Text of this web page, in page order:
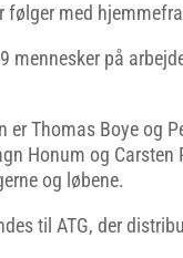
følger med
mennesker på
er Thomas Boye og
Honum og
og løbene.
til ATG, der